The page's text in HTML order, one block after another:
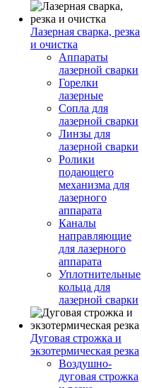
Лазерная сварка, резка
и очистка
Аппараты
лазерной сварки
Горелки
лазерные
Сопла для
лазерной сварки
Линзы для
лазерной сварки
Ролики
подающего
механизма для
лазерного
аппарата
Каналы
направляющие
для лазерного
аппарата
Уплотнительные
кольца для
лазерной сварки
Дуговая строжка и
экзотермическая резка
Воздушно-
дуговая строжка